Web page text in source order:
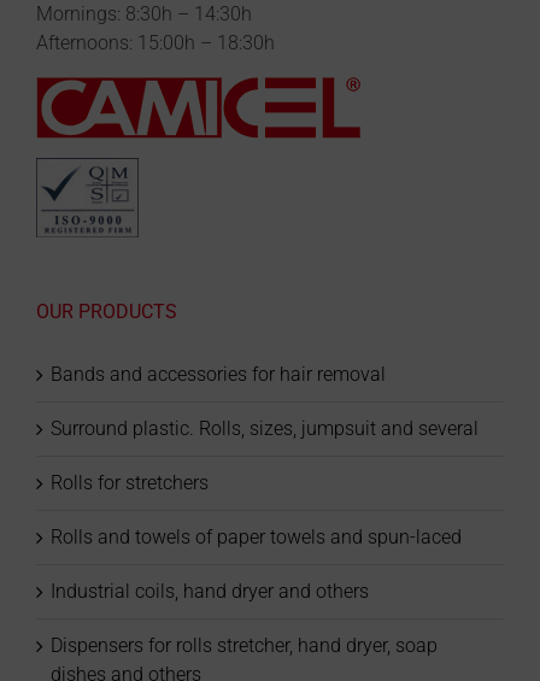
Mornings: 8:30h – 14:30h
Afternoons: 15:00h – 18:30h
OUR PRODUCTS
Bands and accessories for hair removal
Surround plastic. Rolls, sizes, jumpsuit and several
Rolls for stretchers
Rolls and towels of paper towels and spun-laced
Industrial coils, hand dryer and others
Dispensers for rolls stretcher, hand dryer, soap
dishes and others